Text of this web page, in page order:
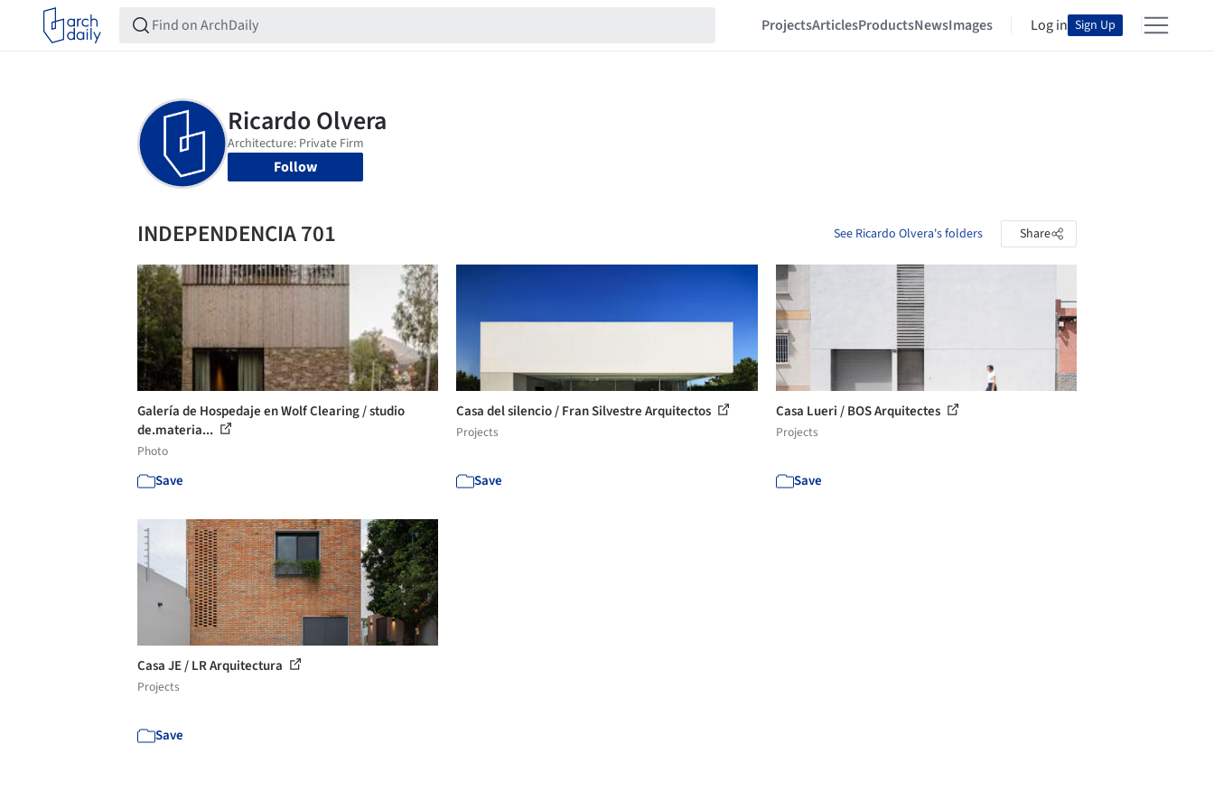
ProjectsArticlesProductsNewsImages Log in Sign Up
Follow
INDEPENDENCIA 701 See Ricardo Olvera's folders Share
Galería de Hospedaje en Wolf Clearing / studio
de.materia...
Photo
Save
Casa del silencio / Fran Silvestre Arquitectos
Projects
Save
Casa Lueri / BOS Arquitectes
Projects
Save
Casa JE / LR Arquitectura
Projects
Save